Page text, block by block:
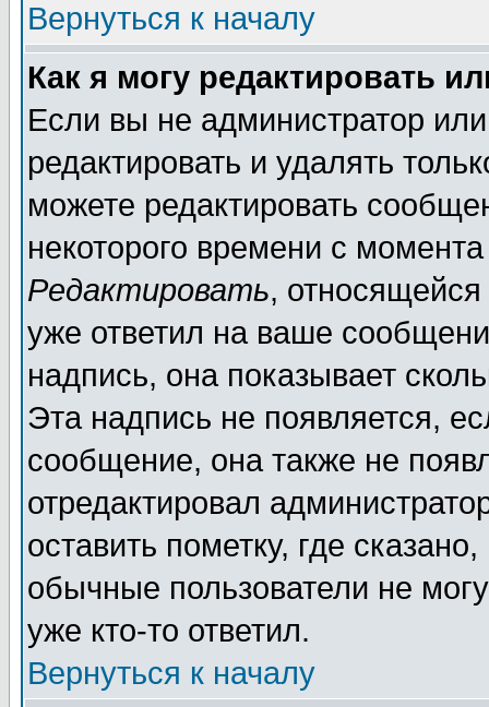
Вернуться к началу
Как я могу редактировать
Если вы не администратор
редактировать и удалять
можете редактировать
некоторого времени с
Редактировать,
уже ответил на ваше
надпись, она показывает
Эта надпись не появляется,
сообщение, она также не
отредактировал
оставить пометку, где
обычные пользователи не
уже кто-то ответил.
Вернуться к началу